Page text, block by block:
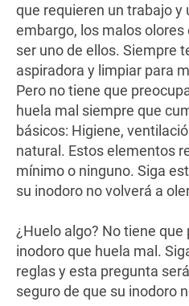
que requieren un trabajo y
embargo, los malos olores
ser uno de ellos. Siempre
aspiradora y limpiar para
Pero no tiene que
huela mal siempre que
básicos: Higiene,
natural. Estos elementos
mínimo o ninguno. Siga
su inodoro no volverá a
¿Huelo algo? No tiene
inodoro que huela mal.
reglas y esta pregunta
seguro de que su inodoro